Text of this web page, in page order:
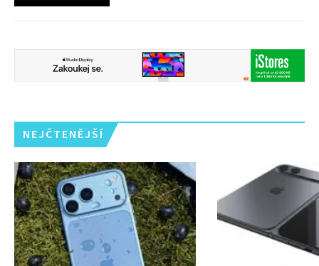
NEJČTENĚJŠÍ